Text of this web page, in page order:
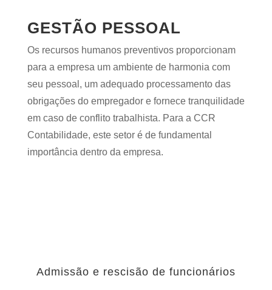
GESTÃO PESSOAL
Os recursos humanos preventivos proporcionam
para a empresa um ambiente de harmonia com
seu pessoal, um adequado processamento das
obrigações do empregador e fornece tranquilidade
em caso de conflito trabalhista. Para a CCR
Contabilidade, este setor é de fundamental
importância dentro da empresa.
Admissão e rescisão de funcionários